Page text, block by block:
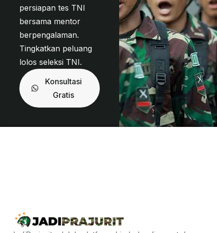
persiapan tes TNI
bersama mentor
berpengalaman.
Tingkatkan peluang
lolos seleksi TNI.
Konsultasi
Gratis